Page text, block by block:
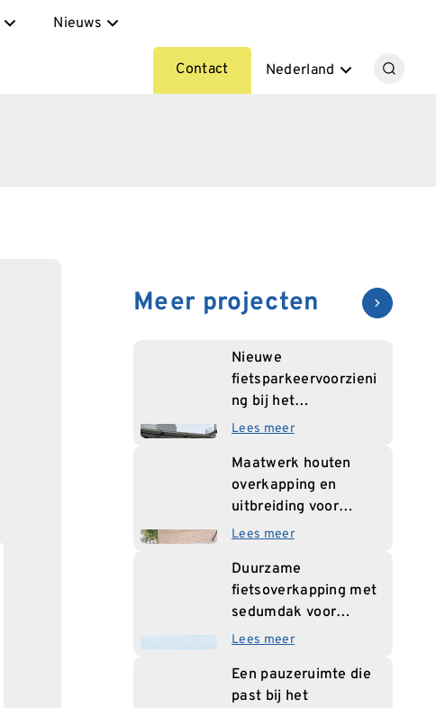
Nieuws
Contact Nederland
Meer projecten
Nieuwe
fietsparkeervoorzieni
ng bij het
bestuurskantoor van
Lees meer
Maatwerk houten
overkapping en
uitbreiding voor
zorglocatie ASVZ
Lees meer
Duurzame
fietsoverkapping met
sedumdak voor
basisschool
Lees meer
Een pauzeruimte die
past bij het